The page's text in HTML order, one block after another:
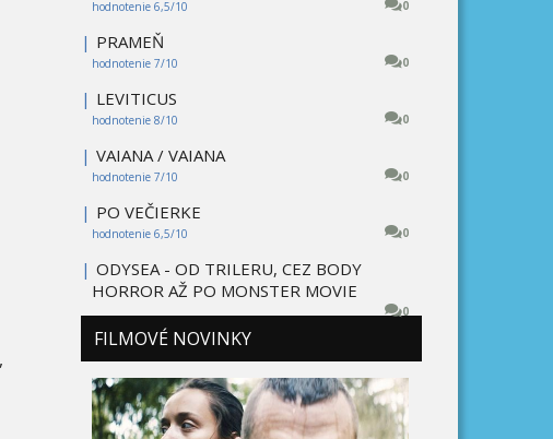
0
hodnotenie 6,5/10
| PRAMEŇ
0
hodnotenie 7/10
| LEVITICUS
0
hodnotenie 8/10
| VAIANA / VAIANA
0
hodnotenie 7/10
| PO VEČIERKE
0
hodnotenie 6,5/10
| ODYSEA - OD TRILERU, CEZ BODY
HORROR AŽ PO MONSTER MOVIE
0
FILMOVÉ NOVINKY